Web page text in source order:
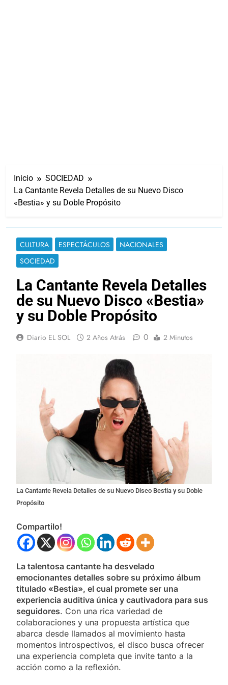
Inicio
SOCIEDAD
La Cantante Revela Detalles de su Nuevo Disco
«Bestia» y su Doble Propósito
CULTURA ESPECTÁCULOS
NACIONALES
SOCIEDAD
La Cantante Revela Detalles
de su Nuevo Disco «Bestia»
y su Doble Propósito
Diario EL SOL 2 Años Atrás 0 2 Minutos
La Cantante Revela Detalles de su Nuevo Disco Bestia y su Doble
Propósito
Compartilo!
La talentosa cantante ha desvelado
emocionantes detalles sobre su próximo álbum
titulado «Bestia», el cual promete ser una
experiencia auditiva única y cautivadora para sus
seguidores. Con una rica variedad de
colaboraciones y una propuesta artística que
abarca desde llamados al movimiento hasta
momentos introspectivos, el disco busca ofrecer
una experiencia completa que invite tanto a la
acción como a la reflexión.